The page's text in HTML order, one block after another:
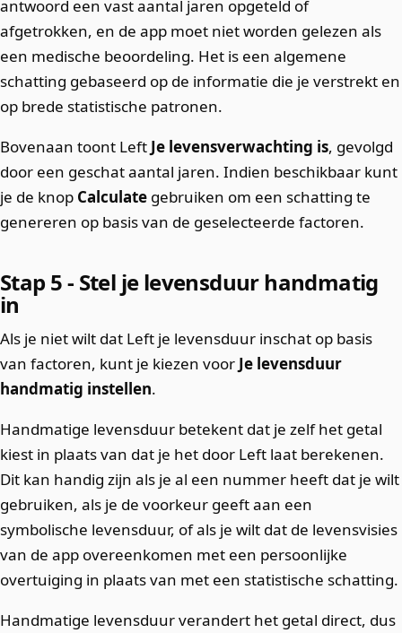
antwoord een vast aantal jaren opgeteld of
afgetrokken, en de app moet niet worden gelezen als
een medische beoordeling. Het is een algemene
schatting gebaseerd op de informatie die je verstrekt en
op brede statistische patronen.
Bovenaan toont Left Je levensverwachting is, gevolgd
door een geschat aantal jaren. Indien beschikbaar kunt
je de knop Calculate gebruiken om een ​​schatting te
genereren op basis van de geselecteerde factoren.
Stap 5 - Stel je levensduur handmatig
in
Als je niet wilt dat Left je levensduur inschat op basis
van factoren, kunt je kiezen voor Je levensduur
handmatig instellen.
Handmatige levensduur betekent dat je zelf het getal
kiest in plaats van dat je het door Left laat berekenen.
Dit kan handig zijn als je al een nummer heeft dat je wilt
gebruiken, als je de voorkeur geeft aan een
symbolische levensduur, of als je wilt dat de levensvisies
van de app overeenkomen met een persoonlijke
overtuiging in plaats van met een statistische schatting.
Handmatige levensduur verandert het getal direct, dus